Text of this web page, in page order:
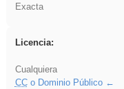
Exacta
Licencia:
Cualquiera
CCo Dominio Público